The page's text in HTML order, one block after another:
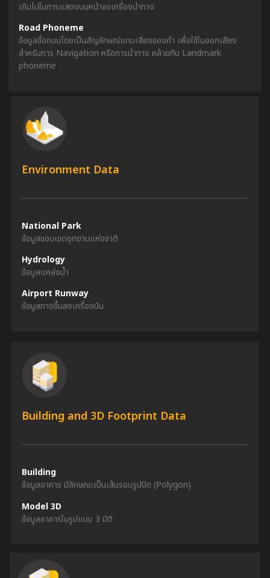
เกินไปในการแสดงบนหน้าจอเครื่องนำทาง
Road Phoneme
ข้อมูลชื่อถนนโดยเป็นสัญลักษณ์แทนเสียงของคำ เพื่อใช้ในออกเสียง
สำหรับการ Navigation หรือการนำทาง คล้ายกับ Landmark
phoneme
Environment Data
National Park
ข้อมูลขอบเขตอุทยานแห่งชาติ
Hydrology
ข้อมูลแหล่งน้ำ
Airport Runway
ข้อมูลทางขึ้นลงเครื่องบิน
Building and 3D Footprint Data
Building
ข้อมูลอาคาร มีลักษณะเป็นเส้นรอบรูปปิด (Polygon)
Model 3D
ข้อมูลอาคารในรูปแบบ 3 มิติ